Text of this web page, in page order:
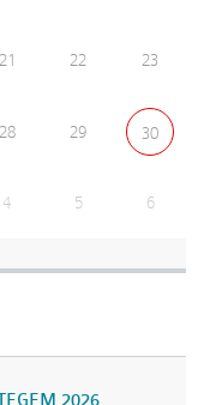
21 22 23
28 29 30
4 5 6